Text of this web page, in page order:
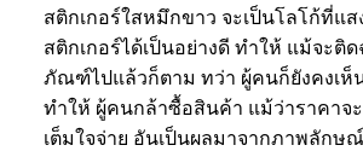
สติกเกอร์ใสหมึกขาว จะเป็นโลโก้ที่แ
สติกเกอร์ได้เป็นอย่างดี ทำให้ แม้จะติ
ภัณฑ์ไปแล้วก็ตาม ทว่า ผู้คนก็ยังคงเห็
ทำให้ ผู้คนกล้าซื้อสินค้า แม้ว่าราคาจ
เต็มใจจ่าย อันเป็นผลมาจากภาพลัก